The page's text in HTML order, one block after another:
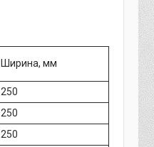
Ширина, мм
250
250
250